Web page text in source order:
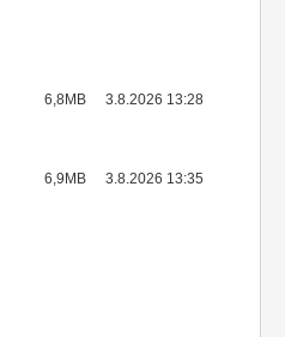
6,8MB 3.8.2026 13:28
6,9MB 3.8.2026 13:35